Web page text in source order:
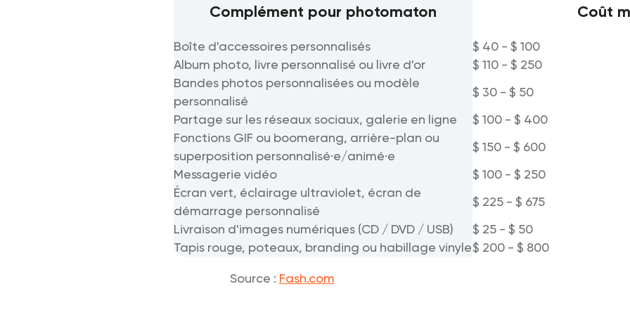
Complément pour photomaton Coût
Boîte d'accessoires personnalisés
$ 40 - $ 100
Album photo, livre personnalisé ou livre d'or
$ 110 - $ 250
Bandes photos personnalisées ou modèle
personnalisé
$ 30 - $ 50
Partage sur les réseaux sociaux, galerie en ligne
$ 100 - $ 400
Fonctions GIF ou boomerang, arrière-plan ou
superposition personnalisé·e/animé·e
$ 150 - $ 600
Messagerie vidéo
$ 100 - $ 250
Écran vert, éclairage ultraviolet, écran de
démarrage personnalisé
$ 225 - $ 675
Livraison d'images numériques (CD / DVD / USB)
$ 25 - $ 50
Tapis rouge, poteaux, branding ou habillage vinyle$ 200 - $ 800
Source : Fash.com